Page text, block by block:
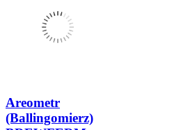
Areometr
(Ballingomierz)